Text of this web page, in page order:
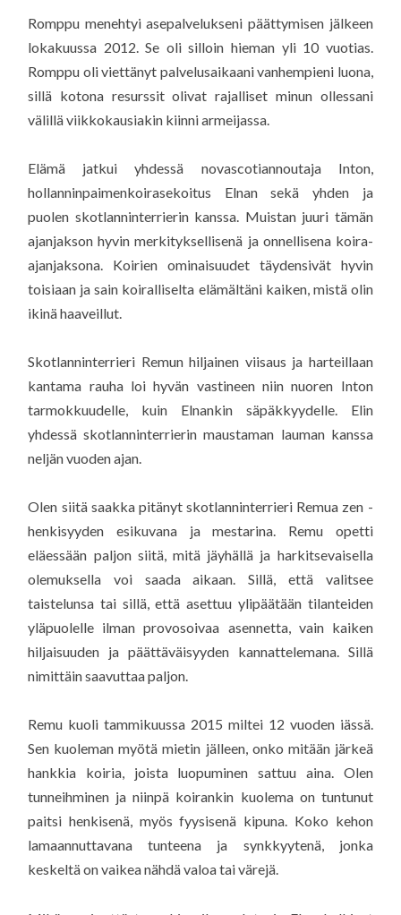
Romppu menehtyi asepalvelukseni päättymisen jälkeen
lokakuussa 2012. Se oli silloin hieman yli 10 vuotias.
Romppu oli viettänyt palvelusaikaani vanhempieni luona,
sillä kotona resurssit olivat rajalliset minun ollessani
välillä viikkokausiakin kiinni armeijassa.
Elämä jatkui yhdessä novascotiannoutaja Inton,
hollanninpaimenkoirasekoitus Elnan sekä yhden ja
puolen skotlanninterrierin kanssa. Muistan juuri tämän
ajanjakson hyvin merkityksellisenä ja onnellisena koira-
ajanjaksona. Koirien ominaisuudet täydensivät hyvin
toisiaan ja sain koiralliselta elämältäni kaiken, mistä olin
ikinä haaveillut.
Skotlanninterrieri Remun hiljainen viisaus ja harteillaan
kantama rauha loi hyvän vastineen niin nuoren Inton
tarmokkuudelle, kuin Elnankin säpäkkyydelle. Elin
yhdessä skotlanninterrierin maustaman lauman kanssa
neljän vuoden ajan.
Olen siitä saakka pitänyt skotlanninterrieri Remua zen -
henkisyyden esikuvana ja mestarina. Remu opetti
eläessään paljon siitä, mitä jäyhällä ja harkitsevaisella
olemuksella voi saada aikaan. Sillä, että valitsee
taistelunsa tai sillä, että asettuu ylipäätään tilanteiden
yläpuolelle ilman provosoivaa asennetta, vain kaiken
hiljaisuuden ja päättäväisyyden kannattelemana. Sillä
nimittäin saavuttaa paljon.
Remu kuoli tammikuussa 2015 miltei 12 vuoden iässä.
Sen kuoleman myötä mietin jälleen, onko mitään järkeä
hankkia koiria, joista luopuminen sattuu aina. Olen
tunneihminen ja niinpä koirankin kuolema on tuntunut
paitsi henkisenä, myös fyysisenä kipuna. Koko kehon
lamaannuttavana tunteena ja synkkyytenä, jonka
keskeltä on vaikea nähdä valoa tai värejä.